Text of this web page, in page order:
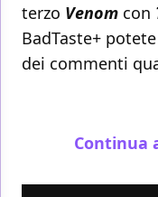
terzo Venom con
BadTaste+
dei commenti
Continua